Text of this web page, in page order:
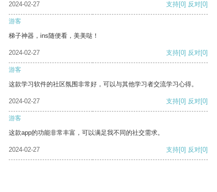
2024-02-27
支持[0] 反对[0]
游客
梯子神器，ins随便看，美美哒！
2024-02-27 支持[0] 反对[0]
游客
这款学习软件的社区氛围非常好，可以与其他学习者交流学习心得。
2024-02-27 支持[0] 反对[0]
游客
这款app的功能非常丰富，可以满足我不同的社交需求。
2024-02-27 支持[0] 反对[0]